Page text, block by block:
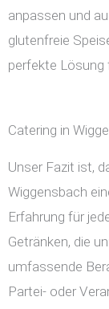
anpassen und
glutenfreie
perfekte Lösung
Catering in
Unser Fazit ist,
Wiggensbach
Erfahrung für
Getränken, die
umfassende
Partei- oder